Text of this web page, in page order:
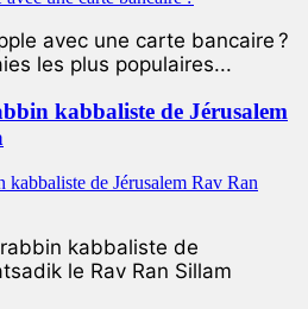
avec une carte bancaire ?
les plus populaires...
kabbaliste de Jérusalem
kabbaliste de
le Rav Ran Sillam